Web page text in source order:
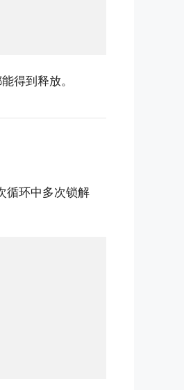
得到释放。
循环中多次锁解